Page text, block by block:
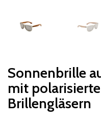
Sonnenbrille
mit
Brillengläsern